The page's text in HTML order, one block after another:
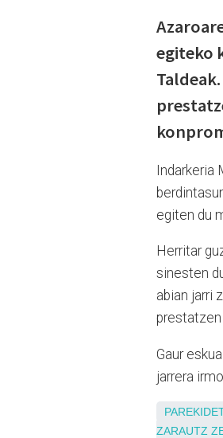
egiteko
Indarkeria
egiten du
Herritar
sinesten
abian jarri
prestatzen
Gaur
jarrera
ZARAUTZ